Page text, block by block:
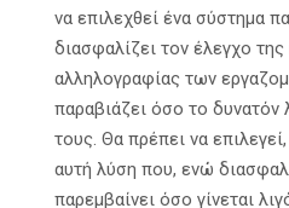
να επιλεχθεί ένα σύστημα
διασφαλίζει τον έλεγχο της
αλληλογραφίας των
παραβιάζει όσο το δυνατόν
τους. Θα πρέπει να
αυτή λύση που, ενώ
παρεμβαίνει όσο γίνεται